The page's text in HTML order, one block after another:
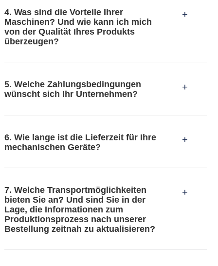
4. Was sind die Vorteile Ihrer
Maschinen? Und wie kann ich mich
von der Qualität Ihres Produkts
überzeugen?
+
5. Welche Zahlungsbedingungen
wünscht sich Ihr Unternehmen?
+
6. Wie lange ist die Lieferzeit für Ihre
mechanischen Geräte?
+
7. Welche Transportmöglichkeiten
bieten Sie an? Und sind Sie in der
Lage, die Informationen zum
Produktionsprozess nach unserer
Bestellung zeitnah zu aktualisieren?
+